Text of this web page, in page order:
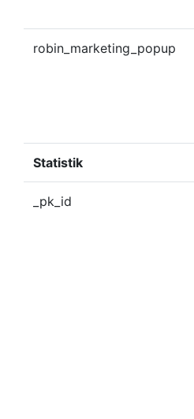
robin_marketing_popup
Statistik
_pk_id